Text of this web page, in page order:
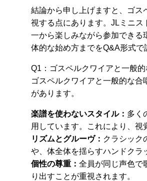
結論から申し上げますと、ゴス
視する点にあります。JLミニ
一から楽しみながら参加できる
体的な始め方までをQ&A形式で
Q1：ゴスペルクワイアと一般
ゴスペルクワイアと一般的な
があります。
楽譜を使わないスタイル： 多く
用しています。これにより、視
リズムとグルーヴ： クラシック
や、体全体を揺らすハンドクラ
個性の尊重： 全員が同じ声色で
り出すことが重視されます。